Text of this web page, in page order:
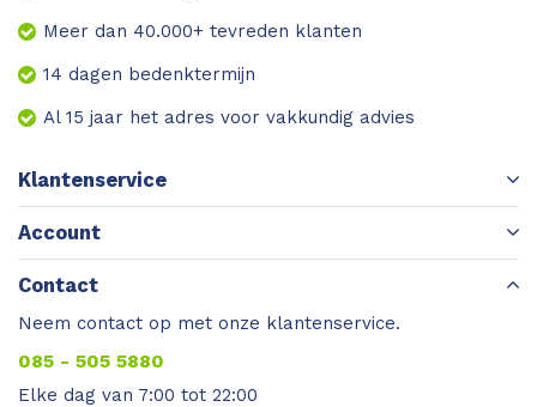
Meer dan 40.000+ tevreden klanten
14 dagen bedenktermijn
Al 15 jaar het adres voor vakkundig advies
Klantenservice
Account
Contact
Neem contact op met onze klantenservice.
085 - 505 5880
Elke dag van 7:00 tot 22:00